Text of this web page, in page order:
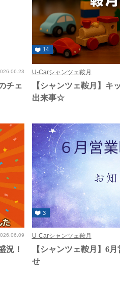
チェ
14
U-Carシャンツェ鞍月
【シャンツェ鞍月】キ
出来事☆
況！
3
U-Carシャンツェ鞍月
【シャンツェ鞍月】6
せ